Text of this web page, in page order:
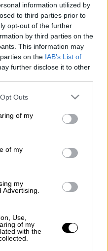
information utilized by
to third parties prior to
opt-out of the further
by third parties on the
This information may
on the IAB’s List of
further disclose it to other
uses one or more Google
You may click to
and its third-party tags to
purposes in below Google
Outs
of my
of my
my
Advertising.
Use,
of my
with the
στη Google
σε αιματηρό
χθες το απόγευμα
τις 6 μ.μ. σε οικία
εργατικών
στα
προσαγωγές